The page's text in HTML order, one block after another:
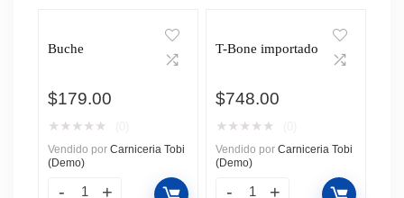
Buche
$179.00
★ ★ ★ ★ ★
Vendido por Carniceria Tobi
(Demo)
T-Bone importado
$748.00
★ ★ ★ ★ ★
Vendido por Carniceria Tobi
(Demo)